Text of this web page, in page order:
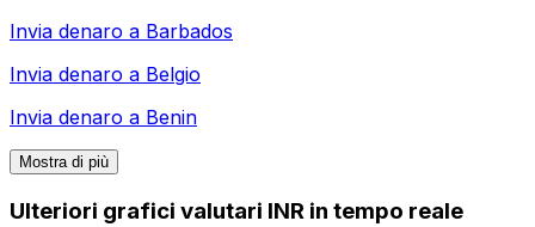
Invia denaro a Barbados
Invia denaro a Belgio
Invia denaro a Benin
Mostra di più
Ulteriori grafici valutari INR in tempo reale